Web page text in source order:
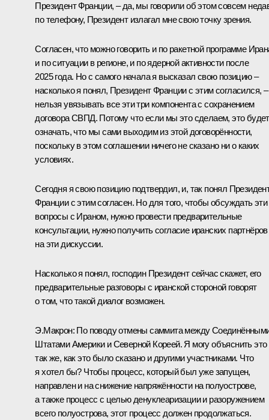
Президент Франции, – да, мы говорили об этом совсем
по телефону, Президент излагал мне свою точку зрения.
Согласен, что можно говорить и по ракетной программе
и по ситуации в регионе, и по ядерной активности после
2025 года. Но с самого начала я высказал свою позицию –
насколько я понял, Президент Франции с этим согласился, –
нельзя увязывать все эти три компонента с сохранением
договора СВПД. Потому что если мы это сделаем, это будет
означать, что мы сами выходим из этой договорённости,
поскольку в этом соглашении ничего не сказано ни о каких
условиях.
Сегодня я свою позицию подтвердил, и, так понял
Франции с этим согласен. Но для того, чтобы обсуждать эти
вопросы с Ираном, нужно провести предварительные
консультации, нужно получить согласие иранских партнёров
на эти дискуссии.
Насколько я понял, господин Президент сейчас скажет, его
предварительные разговоры с иранской стороной говорят
о том, что такой диалог возможен.
Э.Макрон: По поводу отмены саммита между
Штатами Америки и Северной Кореей. Я могу объяснить это
так же, как это было сказано и другими участниками. Что
я хотел бы? Чтобы процесс, который был уже запущен,
направлен и на снижение напряжённости на полуострове,
а также процесс с целью денуклеаризации и разоружением
всего полуострова, этот процесс должен продолжаться.